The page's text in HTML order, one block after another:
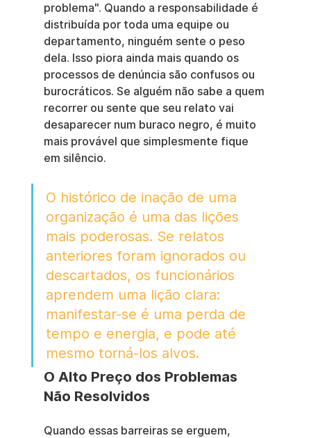
problema". Quando a responsabilidade é
distribuída por toda uma equipe ou
departamento, ninguém sente o peso
dela. Isso piora ainda mais quando os
processos de denúncia são confusos ou
burocráticos. Se alguém não sabe a quem
recorrer ou sente que seu relato vai
desaparecer num buraco negro, é muito
mais provável que simplesmente fique
em silêncio.
O histórico de inação de uma
organização é uma das lições
mais poderosas. Se relatos
anteriores foram ignorados ou
descartados, os funcionários
aprendem uma lição clara:
manifestar-se é uma perda de
tempo e energia, e pode até
mesmo torná-los alvos.
O Alto Preço dos Problemas
Não Resolvidos
Quando essas barreiras se erguem,